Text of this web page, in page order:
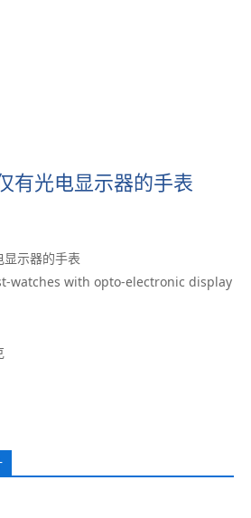
有光电显示器的手表
示器的手表
watches with opto-electronic display